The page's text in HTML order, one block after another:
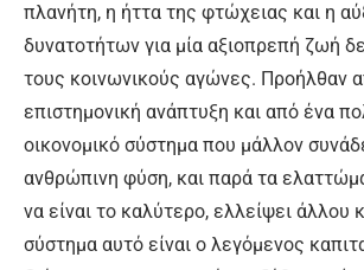
πλανήτη, η ήττα της φτώχειας και η
δυνατοτήτων για μία αξιοπρεπή ζωή
τους κοινωνικούς αγώνες. Προήλθαν
επιστημονική ανάπτυξη και από ένα
οικονομικό σύστημα που μάλλον
ανθρώπινη φύση, και παρά τα
να είναι το καλύτερο, ελλείψει άλλου
σύστημα αυτό είναι ο λεγόμενος